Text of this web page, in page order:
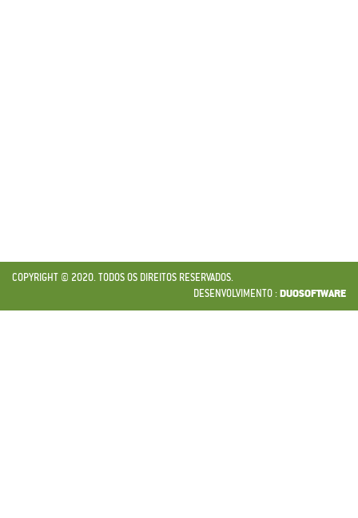
COPYRIGHT © 2020. TODOS OS DIREITOS RESERVADOS.
DESENVOLVIMENTO : DUOSOFTWARE